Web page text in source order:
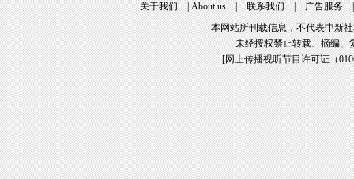
关于我们|About us|联系我们|广告服务
本网站所刊载信息，不代表中新
未经授权禁止转载、摘编、
[网上传播视听节目许可证（